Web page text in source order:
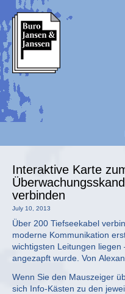
Interaktive Karte
verbinden
July 10, 2013
Über 200 Tiefseekabel
moderne Kommunikation
wichtigsten Leitungen
angezapft wurde. Von
Wenn Sie den Mauszeiger
sich Info-Kästen zu den